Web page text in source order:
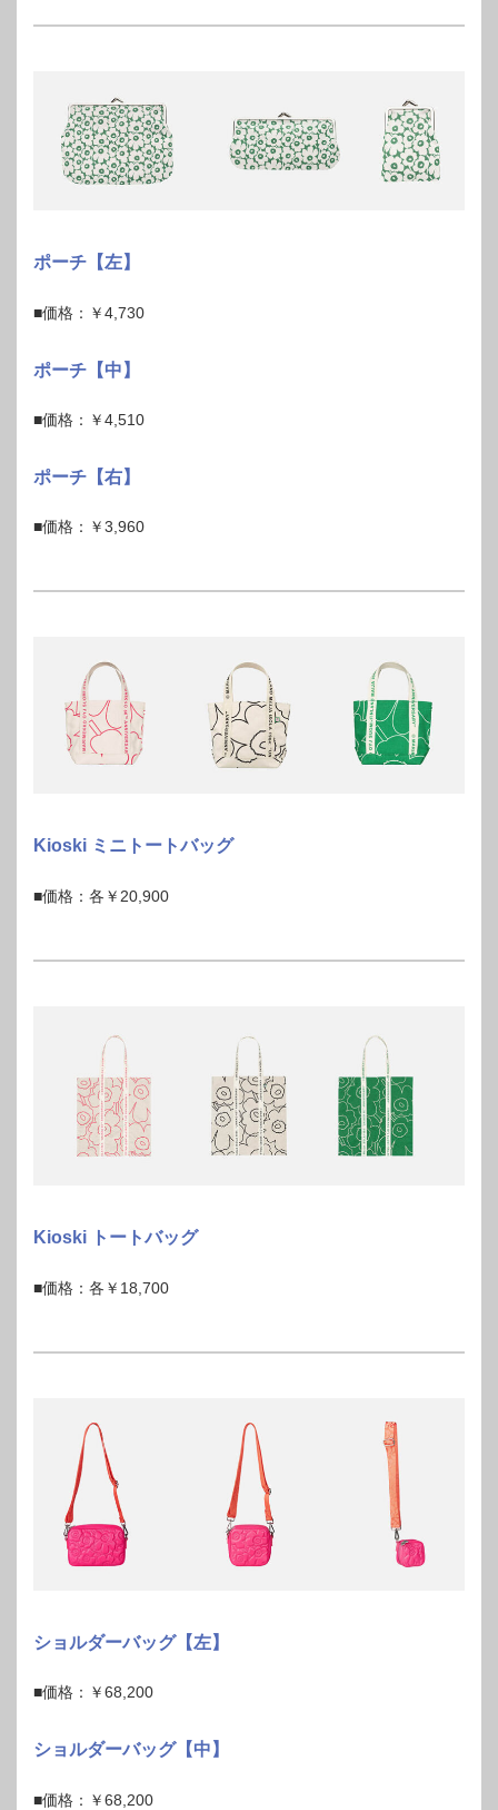
ポーチ【左】
■価格：￥4,730
ポーチ【中】
■価格：￥4,510
ポーチ【右】
■価格：￥3,960
Kioski ミニトートバッグ
■価格：各￥20,900
Kioski トートバッグ
■価格：各￥18,700
ショルダーバッグ【左】
■価格：￥68,200
ショルダーバッグ【中】
■価格：￥68,200